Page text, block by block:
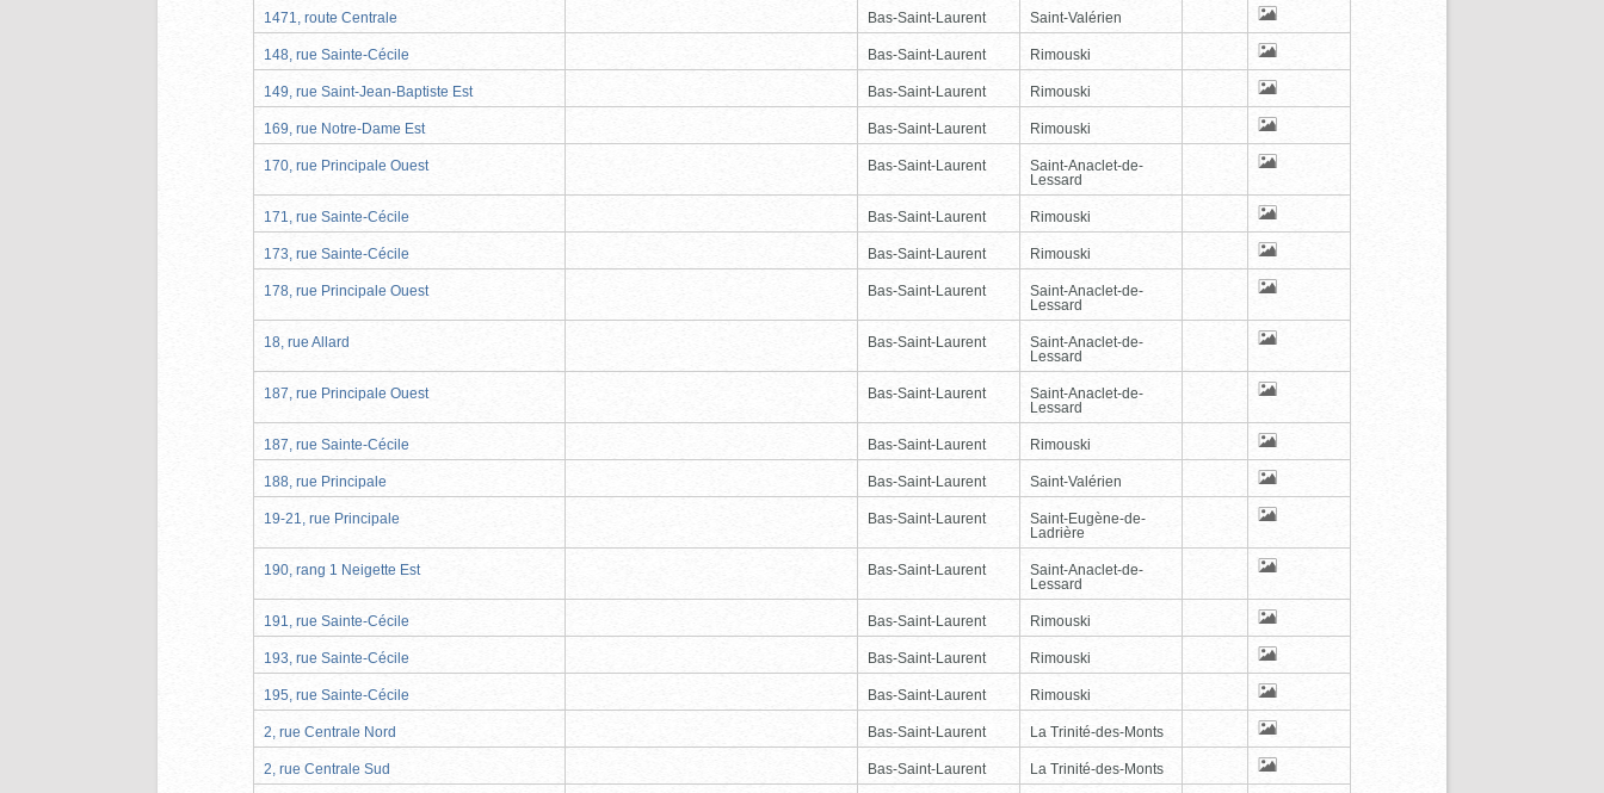
1471, route Centrale Bas-Saint-Laurent Saint-Valérien
148, rue Sainte-Cécile Bas-Saint-Laurent Rimouski
149, rue Saint-Jean-Baptiste Est Bas-Saint-Laurent Rimouski
169, rue Notre-Dame Est Bas-Saint-Laurent Rimouski
170, rue Principale Ouest Bas-Saint-Laurent
Saint-Anaclet-de-
Lessard
171, rue Sainte-Cécile Bas-Saint-Laurent Rimouski
173, rue Sainte-Cécile Bas-Saint-Laurent Rimouski
178, rue Principale Ouest Bas-Saint-Laurent
Saint-Anaclet-de-
Lessard
18, rue Allard Bas-Saint-Laurent
Saint-Anaclet-de-
Lessard
187, rue Principale Ouest Bas-Saint-Laurent
Saint-Anaclet-de-
Lessard
187, rue Sainte-Cécile Bas-Saint-Laurent Rimouski
188, rue Principale Bas-Saint-Laurent Saint-Valérien
19-21, rue Principale Bas-Saint-Laurent
Saint-Eugène-de-
Ladrière
190, rang 1 Neigette Est Bas-Saint-Laurent
Saint-Anaclet-de-
Lessard
191, rue Sainte-Cécile Bas-Saint-Laurent Rimouski
193, rue Sainte-Cécile Bas-Saint-Laurent Rimouski
195, rue Sainte-Cécile Bas-Saint-Laurent Rimouski
2, rue Centrale Nord Bas-Saint-Laurent La Trinité-des-Monts
2, rue Centrale Sud Bas-Saint-Laurent La Trinité-des-Monts